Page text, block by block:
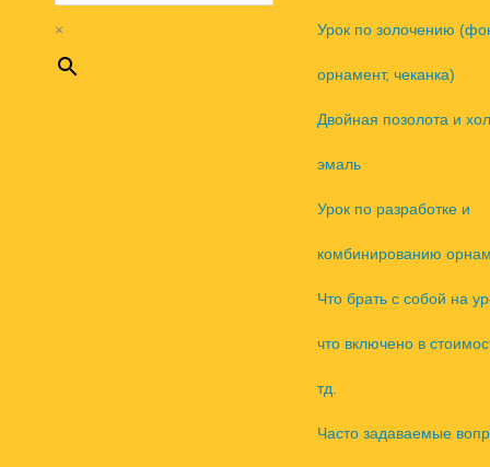
× Урок по золочению
орнамент, чеканка)
Двойная позолота и
эмаль
Урок по разработке и
комбинированию
Что брать с собой на
что включено в
тд.
Часто задаваемые